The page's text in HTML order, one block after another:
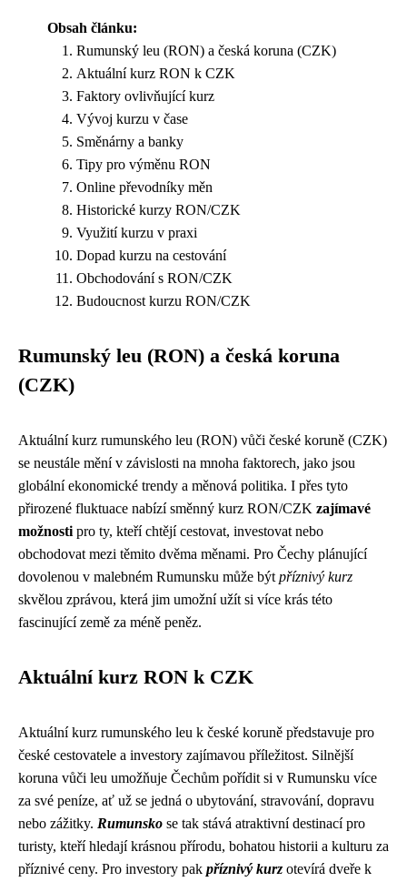
Obsah článku:
Rumunský leu (RON) a česká koruna (CZK)
Aktuální kurz RON k CZK
Faktory ovlivňující kurz
Vývoj kurzu v čase
Směnárny a banky
Tipy pro výměnu RON
Online převodníky měn
Historické kurzy RON/CZK
Využití kurzu v praxi
Dopad kurzu na cestování
Obchodování s RON/CZK
Budoucnost kurzu RON/CZK
Rumunský leu (RON) a česká koruna
(CZK)
Aktuální kurz rumunského leu (RON) vůči české koruně (CZK)
se neustále mění v závislosti na mnoha faktorech, jako jsou
globální ekonomické trendy a měnová politika. I přes tyto
přirozené fluktuace nabízí směnný kurz RON/CZK zajímavé
možnosti pro ty, kteří chtějí cestovat, investovat nebo
obchodovat mezi těmito dvěma měnami. Pro Čechy plánující
dovolenou v malebném Rumunsku může být příznivý kurz
skvělou zprávou, která jim umožní užít si více krás této
fascinující země za méně peněz.
Aktuální kurz RON k CZK
Aktuální kurz rumunského leu k české koruně představuje pro
české cestovatele a investory zajímavou příležitost. Silnější
koruna vůči leu umožňuje Čechům pořídit si v Rumunsku více
za své peníze, ať už se jedná o ubytování, stravování, dopravu
nebo zážitky. Rumunsko se tak stává atraktivní destinací pro
turisty, kteří hledají krásnou přírodu, bohatou historii a kulturu za
příznivé ceny. Pro investory pak příznivý kurz otevírá dveře k